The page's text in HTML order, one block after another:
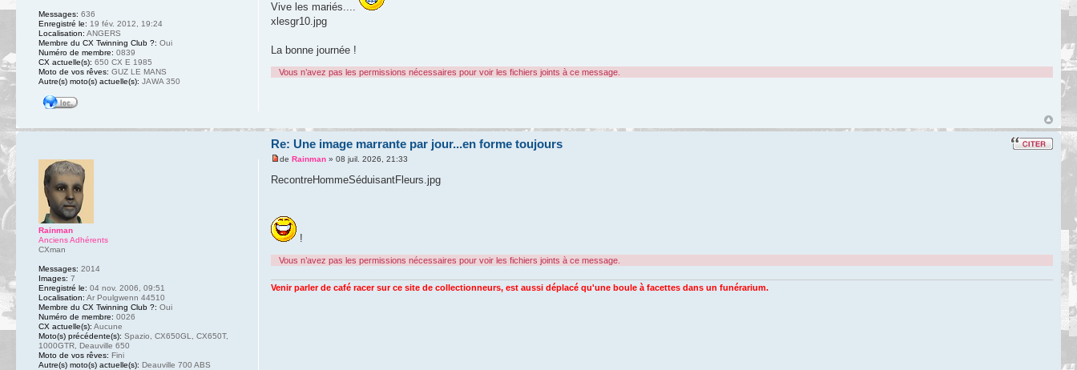
Vive les mariés....
xlesgr10.jpg
La bonne journée !
Vous n’avez pas les permissions nécessaires pour voir les fichiers joints à ce message.
Messages: 636
Enregistré le: 19 fév. 2012, 19:24
Localisation: ANGERS
Membre du CX Twinning Club ?: Oui
Numéro de membre: 0839
CX actuelle(s): 650 CX E 1985
Moto de vos rêves: GUZ LE MANS
Autre(s) moto(s) actuelle(s): JAWA 350
Re: Une image marrante par jour...en forme toujours
deRainman » 08 juil. 2026, 21:33
RecontreHommeSéduisantFleurs.jpg
!
Vous n’avez pas les permissions nécessaires pour voir les fichiers joints à ce message.
Venir parler de café racer sur ce site de collectionneurs, est aussi déplacé qu'une boule à facettes dans un funérarium.
Rainman
Anciens Adhérents
CXman
Messages: 2014
Images: 7
Enregistré le: 04 nov. 2006, 09:51
Localisation: Ar Poulgwenn 44510
Membre du CX Twinning Club ?: Oui
Numéro de membre: 0026
CX actuelle(s): Aucune
Moto(s) précédente(s): Spazio, CX650GL, CX650T,
1000GTR, Deauville 650
Moto de vos rêves: Fini
Autre(s) moto(s) actuelle(s): Deauville 700 ABS